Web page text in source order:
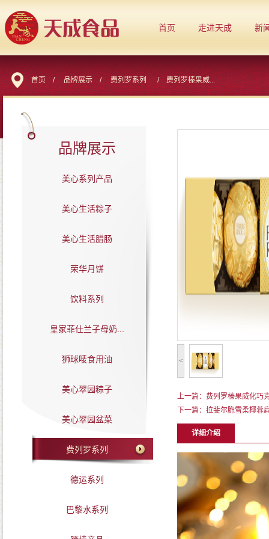
首页 走进天成 新
首页/品牌展示/费列罗系列/费列罗榛果威...
品牌展示
美心系列产品
美心生活粽子
美心生活腊肠
荣华月饼
饮料系列
皇家菲仕兰子母奶...
狮球唛食用油
美心翠园粽子
美心翠园盆菜
费列罗系列
德运系列
巴黎水系列
<
上一篇：费列罗榛果威化巧
下一篇：拉斐尔脆雪柔椰蓉
详细介绍